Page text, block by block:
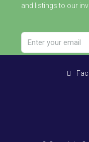
and listings to our